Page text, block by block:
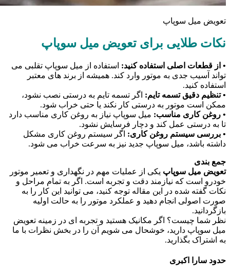
تعویض میل سوپاپ
نکات طلایی برای تعویض میل سوپاپ
• از قطعات اصلی استفاده کنید: استفاده از میل سوپاپ تقلبی می
تواند آسیب جدی به موتور وارد کند. همیشه از برند های معتبر
استفاده کنید.
• تنظیم دقیق تسمه تایم: اگر تسمه تایم به درستی نصب نشود،
ممکن است موتور به درستی کار نکند یا حتی خراب شود.
• روغن کاری مناسب: میل سوپاپ نیاز به روغن کاری مناسب دارد
تا به درستی عمل کند و دچار فرسایش نشود.
• بررسی سیستم روغن کاری: اگر سیستم روغن کاری مشکل
داشته باشد، میل سوپاپ جدید نیز به سرعت خراب می شود.
جمع بندی
تعویض میل سوپاپ یکی از عملیات مهم در نگهداری و تعمیر موتور
خودرو است که نیازمند دقت و تجربه است. اگر به تمام مراحل و
نکات گفته شده در این مقاله توجه کنید، می توانید این کار را به
صورت اصولی انجام دهید و عملکرد موتور را به حالت اولیه
بازگردانید.
نظر شما چیست؟ اگر مکانیک هستید و تجربه ای در زمینه تعویض
میل سوپاپ دارید، خوشحال می شویم آن را در بخش نظرات با ما
به اشتراک بگذارید.
حدود سارا اکبری